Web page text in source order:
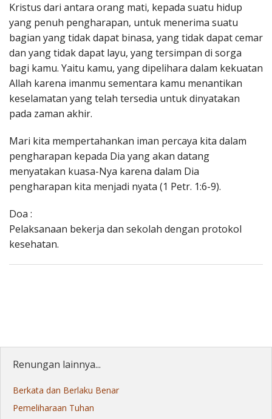
Kristus dari antara orang mati, kepada suatu hidup
yang penuh pengharapan, untuk menerima suatu
bagian yang tidak dapat binasa, yang tidak dapat cemar
dan yang tidak dapat layu, yang tersimpan di sorga
bagi kamu. Yaitu kamu, yang dipelihara dalam kekuatan
Allah karena imanmu sementara kamu menantikan
keselamatan yang telah tersedia untuk dinyatakan
pada zaman akhir.
Mari kita mempertahankan iman percaya kita dalam
pengharapan kepada Dia yang akan datang
menyatakan kuasa-Nya karena dalam Dia
pengharapan kita menjadi nyata (1 Petr. 1:6-9).
Doa :
Pelaksanaan bekerja dan sekolah dengan protokol
kesehatan.
Renungan lainnya...
Berkata dan Berlaku Benar
Pemeliharaan Tuhan